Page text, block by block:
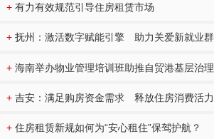
+ 有力有效规范引导住房租赁市场
+ 抚州：激活数字赋能引擎 助力关爱新就业
+ 海南举办物业管理培训班助推自贸港基层治
+ 吉安：满足购房资金需求 释放住房消费活力
+ 住房租赁新规如何为“安心租住”保驾护航？